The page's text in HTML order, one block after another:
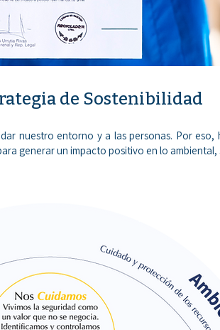
de Sostenibilidad
nuestro entorno y a las personas. Por
generar un impacto positivo en lo